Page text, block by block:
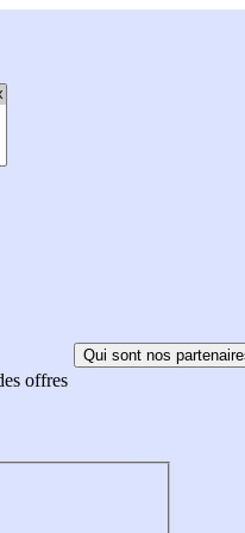
offres
Qui sont nos